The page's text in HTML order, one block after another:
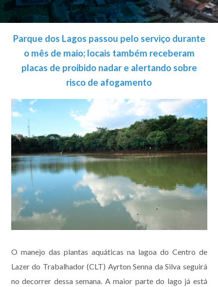
Parque dos Lagos passou pelo serviço durante
o mês de maio; locais também receberam
placas de proibido nadar e alertando sobre
risco de afogamento
O manejo das plantas aquáticas na lagoa do Centro de
Lazer do Trabalhador (CLT) Ayrton Senna da Silva seguirá
no decorrer dessa semana. A maior parte do lago já está